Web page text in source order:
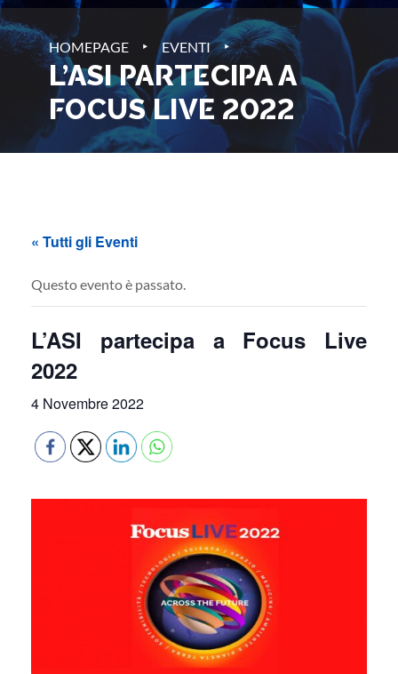
HOMEPAGE ‣ EVENTI ‣
L’ASI PARTECIPA A
FOCUS LIVE 2022
« Tutti gli Eventi
Questo evento è passato.
L’ASI partecipa a Focus Live
2022
4 Novembre 2022